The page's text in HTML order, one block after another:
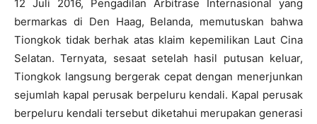
12 Juli 2016, Pengadilan Arbitrase Internasional yang
bermarkas di Den Haag, Belanda, memutuskan bahwa
Tiongkok tidak berhak atas klaim kepemilikan Laut Cina
Selatan. Ternyata, sesaat setelah hasil putusan keluar,
Tiongkok langsung bergerak cepat dengan menerjunkan
sejumlah kapal perusak berpeluru kendali. Kapal perusak
berpeluru kendali tersebut diketahui merupakan generasi